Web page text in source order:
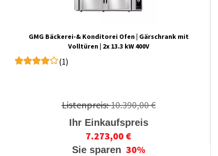
GMG Bäckerei-& Konditorei Ofen | Gärschrank mit
Volltüren | 2x 13.3 kW 400V
(1)
Listenpreis:10.390,00 €
Ihr Einkaufspreis
7.273,00 €
Sie sparen 30%